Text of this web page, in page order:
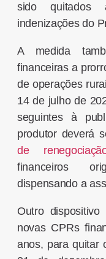
sido quitados
indenizações do
A medida
financeiras a
de operações
14 de julho de
seguintes à
produtor deverá
de
financeiros
dispensando a
Outro
novas CPRs
anos, para quitar